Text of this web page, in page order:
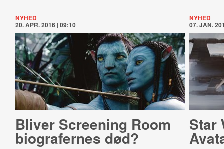
NYHED
20. APR. 2016 | 09:10
Bliver Screening Room
biografernes død?
NYHED
07. JAN.
Star